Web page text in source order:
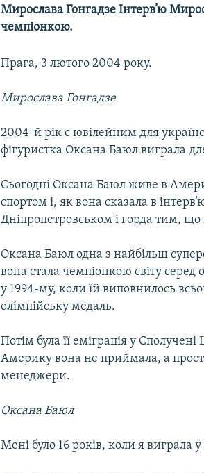
Мирослава Гонгадзе Інтерв’ю
чемпіонкою.
Прага, 3 лютого 2004 року.
Мирослава Гонгадзе
2004-й рік є ювілейним для
фігуристка Оксана Баюл виграла
Сьогодні Оксана Баюл живе в
спортом і, як вона сказала в
Дніпропетровськом і горда тим,
Оксана Баюл одна з найбільш
вона стала чемпіонкою світу
у 1994-му, коли їй виповнилось
олімпійську медаль.
Потім була її еміграція у
Америку вона не приймала, а
менеджери.
Оксана Баюл
Мені було 16 років, коли я виграла